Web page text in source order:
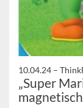
10.04.24 –
„Super